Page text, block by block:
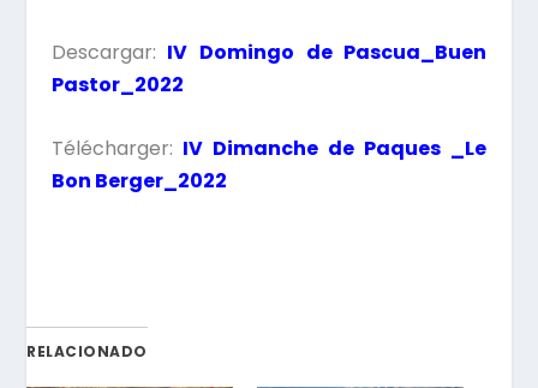
Descargar: IV Domingo de Pascua_Buen
Pastor_2022
Télécharger: IV Dimanche de Paques _Le
Bon Berger_2022
RELACIONADO